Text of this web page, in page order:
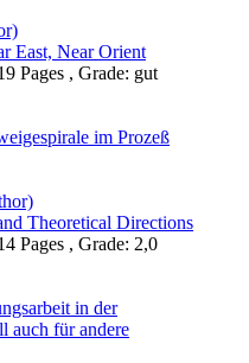
East, Near Orient
Pages , Grade: gut
im Prozeß
Theoretical Directions
Pages , Grade: 2,0
in der
auch für andere